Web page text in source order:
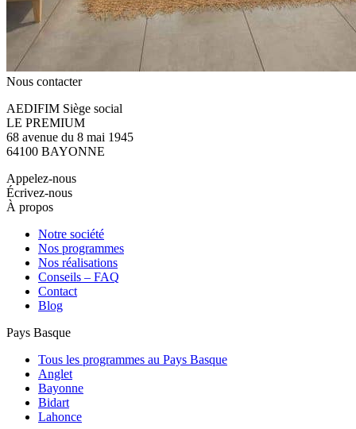
Nous contacter
AEDIFIM Siège social
LE PREMIUM
68 avenue du 8 mai 1945
64100 BAYONNE
Appelez-nous
Écrivez-nous
À propos
Notre société
Nos programmes
Nos réalisations
Conseils – FAQ
Contact
Blog
Pays Basque
Tous les programmes au Pays Basque
Anglet
Bayonne
Bidart
Lahonce